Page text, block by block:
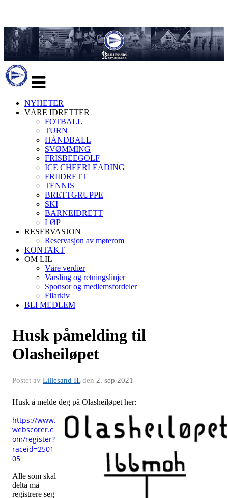
navigasjon
NYHETER
VÅRE IDRETTER
FOTBALL
TURN
HÅNDBALL
SVØMMING
FRISBEEGOLF
ICE CHEERLEADING
FRIIDRETT
TENNIS
BRETTGRUPPE
SKI
BARNEIDRETT
LØP
RESERVASJON
Reservasjon av møterom
KONTAKT
OM LIL
Våre verdier
Varsling og retningslinjer
Sponsor og medlemsfordeler
Filarkiv
BLI MEDLEM
Husk påmelding til
Olasheiløpet
Postet av Lillesand ILden 2. sep 2021
Husk å melde deg på Olasheiløpet her:
https://www.
webscorer.c
om/register?
raceid=2501
05
Alle som skal
delta må
registrere seg